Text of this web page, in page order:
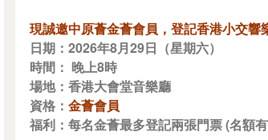
現誠邀中原薈金薈會員，登記香港小交響
日期：2026年8月29日（星期六）
時間： 晚上8時
場地：香港大會堂音樂廳
資格： 金薈會員
福利：每名金薈最多登記兩張門票 (名額